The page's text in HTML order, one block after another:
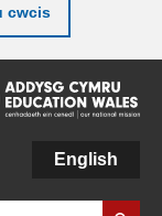
cwcis
English